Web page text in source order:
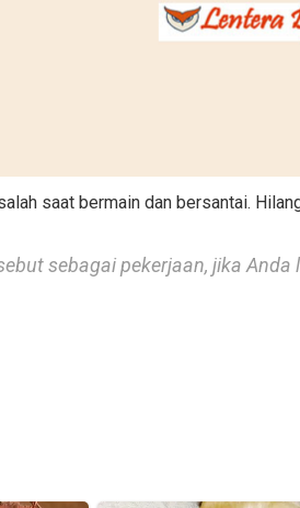
saat bermain dan bersantai.
sebagai pekerjaan, jika